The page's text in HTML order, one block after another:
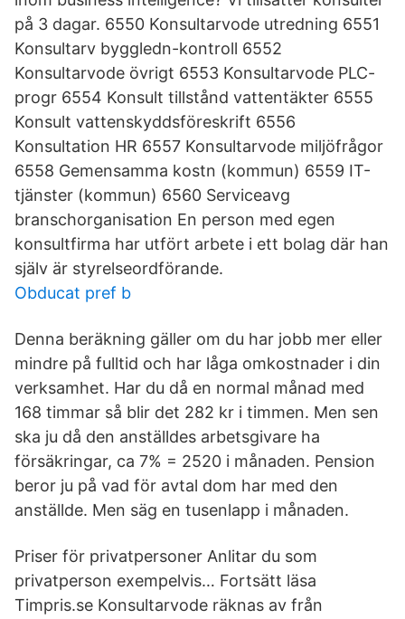
på 3 dagar. 6550 Konsultarvode utredning 6551
Konsultarv byggledn-kontroll 6552
Konsultarvode övrigt 6553 Konsultarvode PLC-
progr 6554 Konsult tillstånd vattentäkter 6555
Konsult vattenskyddsföreskrift 6556
Konsultation HR 6557 Konsultarvode miljöfrågor
6558 Gemensamma kostn (kommun) 6559 IT-
tjänster (kommun) 6560 Serviceavg
branschorganisation En person med egen
konsultfirma har utfört arbete i ett bolag där han
själv är styrelseordförande.
Obducat pref b
Denna beräkning gäller om du har jobb mer eller
mindre på fulltid och har låga omkostnader i din
verksamhet. Har du då en normal månad med
168 timmar så blir det 282 kr i timmen. Men sen
ska ju då den anställdes arbetsgivare ha
försäkringar, ca 7% = 2520 i månaden. Pension
beror ju på vad för avtal dom har med den
anställde. Men säg en tusenlapp i månaden.
Priser för privatpersoner Anlitar du som
privatperson exempelvis… Fortsätt läsa
Timpris.se Konsultarvode räknas av från